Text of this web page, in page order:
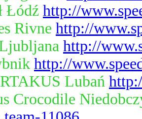
Łódź http://
Rivne http://
http://
http://
Lubań
Crocodile